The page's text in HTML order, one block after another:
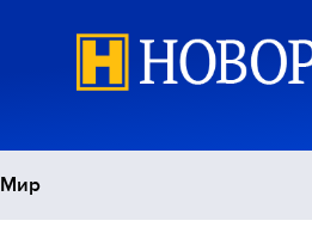
Мир